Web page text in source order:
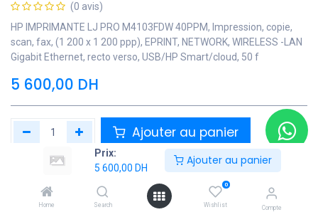
Prix:
5 600,00 DH
Ajouter au panier
Home Search
0
Wishlist Compte
(0 avis)
HP IMPRIMANTE LJ PRO M4103FDW 40PPM, Impression, copie,
scan, fax, (1 200 x 1 200 ppp), EPRINT, NETWORK, WIRELESS -LAN
Gigabit Ethernet, recto verso, USB/HP Smart/cloud, 50 f
5 600,00 DH
Ajouter au panier
Ajouter à la liste de souhaits
Contactez Nous